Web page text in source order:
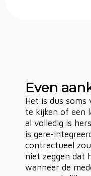
Even
Het is dus soms
te kijken of een
al volledig is
is gere-
contractueel
niet zeggen dat
wanneer de